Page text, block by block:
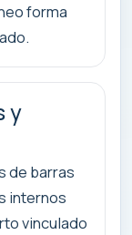
forma
y
de barras
internos
vinculado